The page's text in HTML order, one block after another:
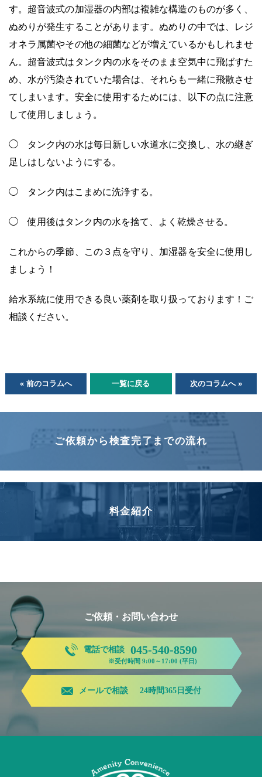
す。超音波式の加湿器の内部は複雑な構造のものが多く、
ぬめりが発生することがあります。ぬめりの中では、レジ
オネラ属菌やその他の細菌などが増えているかもしれませ
ん。超音波式はタンク内の水をそのまま空気中に飛ばすた
め、水が汚染されていた場合は、それらも一緒に飛散させ
てしまいます。安全に使用するためには、以下の点に注意
して使用しましょう。
◯ タンク内の水は毎日新しい水道水に交換し、水の継ぎ
足しはしないようにする。
◯ タンク内はこまめに洗浄する。
◯ 使用後はタンク内の水を捨て、よく乾燥させる。
これからの季節、この３点を守り、加湿器を安全に使用し
ましょう！
給水系統に使用できる良い薬剤を取り扱っております！ご
相談ください。
« 前のコラムへ 一覧に戻る 次のコラムへ »
ご依頼から検査完了までの流れ
料金紹介
ご依頼・お問い合わせ
電話で相談 045-540-8590
※受付時間 9:00～17:00 (平日)
メールで相談 24時間365日受付